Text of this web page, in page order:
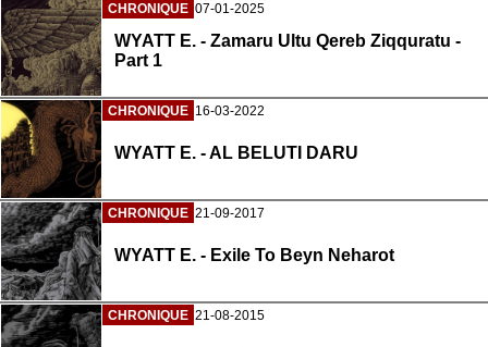
CHRONIQUE 07-01-2025
WYATT E. - Zamaru Ultu Qereb Ziqquratu -
Part 1
CHRONIQUE 16-03-2022
WYATT E. - AL BELUTI DARU
CHRONIQUE 21-09-2017
WYATT E. - Exile To Beyn Neharot
CHRONIQUE 21-08-2015